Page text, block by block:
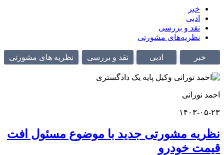
نقد و بررسی
نظریه‌های مشورتی
نقد و بررسی نظریه های مشورتی
۲۳
مشورتی جدید با موضوع مسئول افت
خودرو